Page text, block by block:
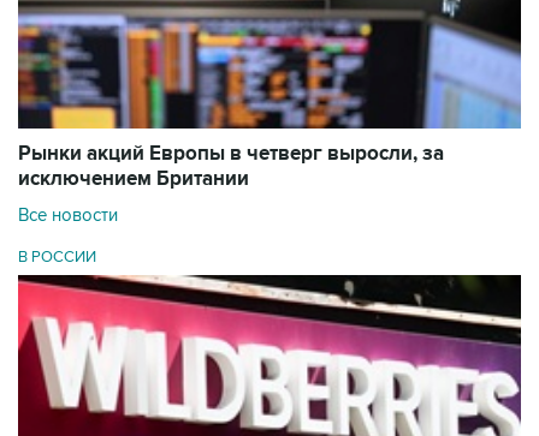
Рынки акций Европы в четверг выросли, за
исключением Британии
Все новости
В РОССИИ